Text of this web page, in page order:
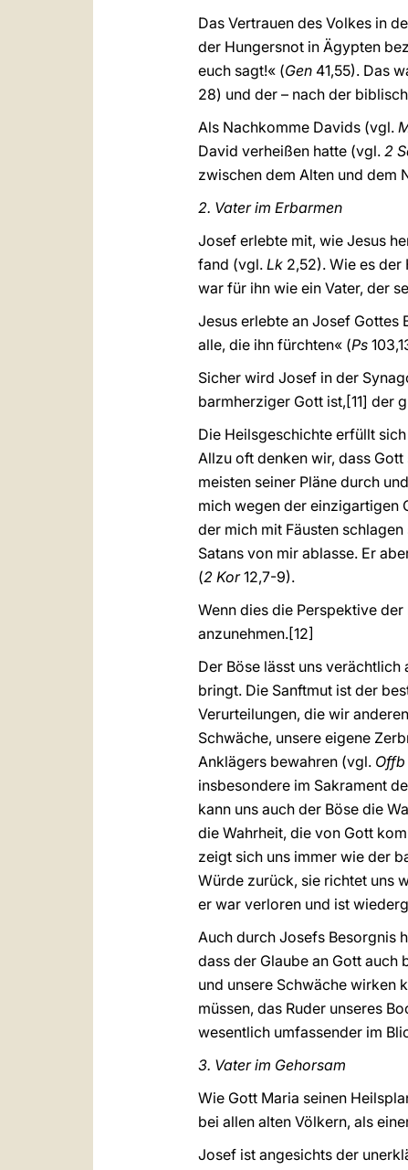
Das Vertrauen des Volkes in
der Hungersnot in Ägypten
euch sagt!« (Gen 41,55). Das
28) und der – nach der
Als Nachkomme Davids (vgl.
David verheißen hatte (vgl. 2
zwischen dem Alten und dem
2. Vater im Erbarmen
Josef erlebte mit, wie Jesus
fand (vgl. Lk 2,52). Wie es der
war für ihn wie ein Vater, der
Jesus erlebte an Josef Gottes
alle, die ihn fürchten« (Ps
Sicher wird Josef in der
barmherziger Gott ist, [11] der
Die Heilsgeschichte erfüllt
Allzu oft denken wir, dass
meisten seiner Pläne durch
mich wegen der einzigartigen
der mich mit Fäusten
Satans von mir ablasse. Er
(2 Kor12,7-9).
Wenn dies die Perspektive
anzunehmen.[12]
Der Böse lässt uns
bringt. Die Sanftmut ist der
Verurteilungen, die wir
Schwäche, unsere eigene
Anklägers bewahren (vgl. Offb
insbesondere im Sakrament
kann uns auch der Böse die
die Wahrheit, die von Gott
zeigt sich uns immer wie der
Würde zurück, sie richtet uns
er war verloren und ist
Auch durch Josefs Besorgnis
dass der Glaube an Gott auch
und unsere Schwäche wirken
müssen, das Ruder unseres
wesentlich umfassender im
3. Vater im Gehorsam
Wie Gott Maria seinen
bei allen alten Völkern, als
Josef ist angesichts der